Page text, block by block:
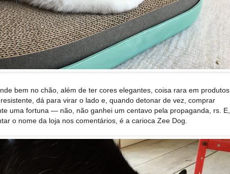
bem no chão, além de ter cores elegantes, coisa rara em produtos
dá para virar o lado e, quando detonar de vez, comprar
uma fortuna — não, não ganhei um centavo pela propaganda, rs. E,
o nome da loja nos comentários, é a carioca Zee Dog.